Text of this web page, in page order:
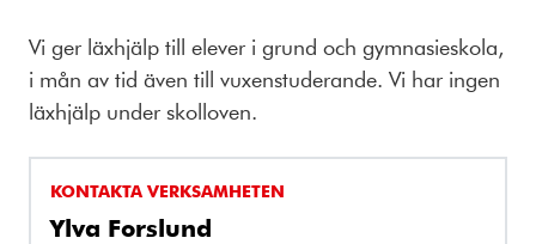
Vi ger läxhjälp till elever i grund och gymnasieskola,
i mån av tid även till vuxenstuderande. Vi har ingen
läxhjälp under skolloven.
KONTAKTA VERKSAMHETEN
Ylva Forslund